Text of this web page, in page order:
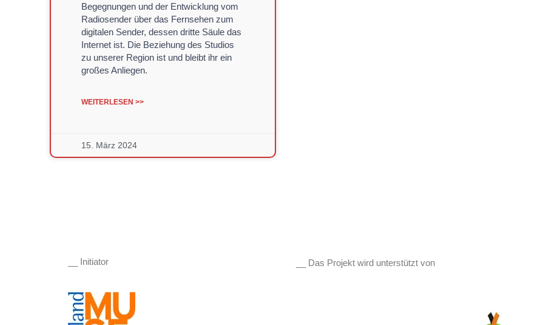
Begegnungen und der Entwicklung vom
Radiosender über das Fernsehen zum
digitalen Sender, dessen dritte Säule das
Internet ist. Die Beziehung des Studios
zu unserer Region ist und bleibt ihr ein
großes Anliegen.
WEITERLESEN >>
15. März 2024
__ Initiator __ Das Projekt wird unterstützt von